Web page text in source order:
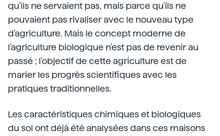
qu'ils ne servaient pas, mais parce qu'ils ne
pouvaient pas rivaliser avec le nouveau type
d'agriculture. Mais le concept moderne de
l'agriculture biologique n'est pas de revenir au
passé ; l'objectif de cette agriculture est de
marier les progrès scientifiques avec les
pratiques traditionnelles.
Les caractéristiques chimiques et biologiques
du sol ont déjà été analysées dans ces maisons